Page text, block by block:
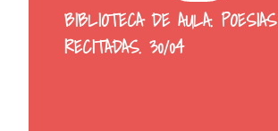
BIBLIOTECA DE AULA. POESIAS
RECITADAS. 30/04